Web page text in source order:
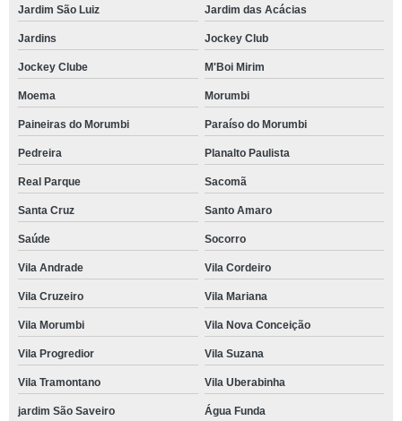
Jardim São Luiz Jardim das Acácias
Jardins Jockey Club
Jockey Clube M'Boi Mirim
Moema Morumbi
Paineiras do Morumbi Paraíso do Morumbi
Pedreira Planalto Paulista
Real Parque Sacomã
Santa Cruz Santo Amaro
Saúde Socorro
Vila Andrade Vila Cordeiro
Vila Cruzeiro Vila Mariana
Vila Morumbi Vila Nova Conceição
Vila Progredior Vila Suzana
Vila Tramontano Vila Uberabinha
jardim São Saveiro
Água Funda